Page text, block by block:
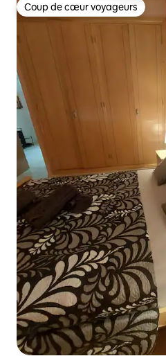
Coup de cœur voyageurs
Coup de cœur voyageurs